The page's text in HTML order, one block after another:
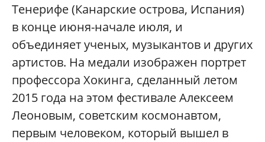
Тенерифе (Канарские острова, Испания)
в конце июня-начале июля, и
объединяет ученых, музыкантов и других
артистов. На медали изображен портрет
профессора Хокинга, сделанный летом
2015 года на этом фестивале Алексеем
Леоновым, советским космонавтом,
первым человеком, который вышел в